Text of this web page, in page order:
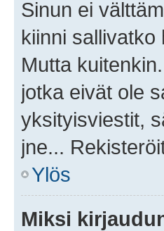
Sinun ei
kiinni
Mutta
jotka eivät ole
yksityisviestit,
jne...
Ylös
Miksi